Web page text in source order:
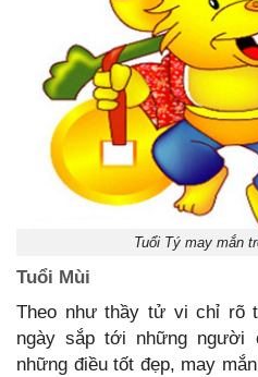
Tuổi Tý may mắn
Tuổi Mùi
Theo như thầy tử vi chỉ rõ
ngày sắp tới những người
những điều tốt đẹp, may